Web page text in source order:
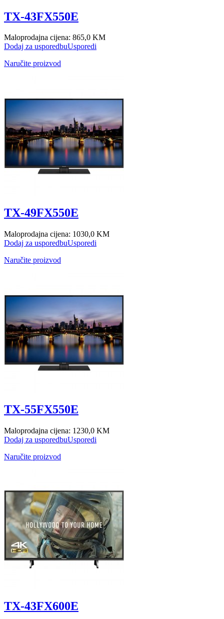
TX-43FX550E
Maloprodajna cijena: 865,0 KM
Dodaj za usporedbuUsporedi
Naručite proizvod
TX-49FX550E
Maloprodajna cijena: 1030,0 KM
Dodaj za usporedbuUsporedi
Naručite proizvod
TX-55FX550E
Maloprodajna cijena: 1230,0 KM
Dodaj za usporedbuUsporedi
Naručite proizvod
TX-43FX600E